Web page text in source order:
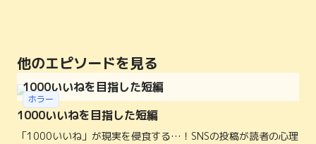
他のエピソードを見る
1000いいねを目指した短編
ホラー
1000いいねを目指した短編
「1000いいね」が現実を侵食する…！SNSの投稿が読者の心理